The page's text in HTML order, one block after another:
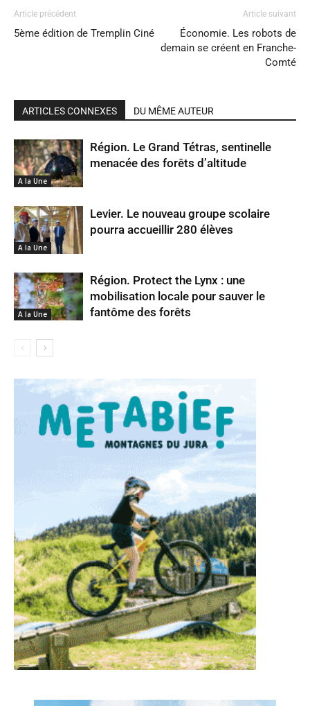
Article précédent
5ème édition de Tremplin Ciné
Article suivant
Économie. Les robots de
demain se créent en Franche-
Comté
ARTICLES CONNEXES DU MÊME AUTEUR
A la Une
Région. Le Grand Tétras, sentinelle
menacée des forêts d’altitude
A la Une
Levier. Le nouveau groupe scolaire
pourra accueillir 280 élèves
A la Une
Région. Protect the Lynx : une
mobilisation locale pour sauver le
fantôme des forêts